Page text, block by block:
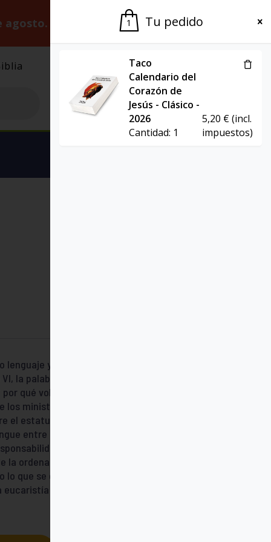
agosto. Gracias por la paciencia.
El Grupo
y nuestras referencias. ¿Por
la palabra “ministerio” para designar
qué volver a los términos y a las
ministerios eclesiales, como si no nos
el estatuto de los laicos que tienen un
entre lo que corresponde al bautismo
pastoral. Finalmente, el
ordenación para el ministerio pastoral.
que se espera de ellos. ¿Qué hacer,
o de la reconciliación
1 Tu pedido
Taco
Calendario del
Corazón de
Jesús - Clásico -
2026
Cantidad: 1
5,20 €(incl.
impuestos)